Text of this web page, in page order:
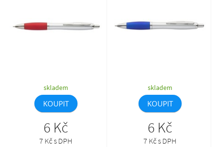
skladem
KOUPIT
6 Kč
7 Kč s DPH
skladem
KOUPIT
6 Kč
7 Kč s DPH